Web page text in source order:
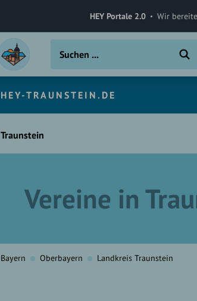
HEY Portale 2.0 Wir
HEY-TRAUNSTEIN.DE
Traunstein
Vereine in
Bayern Oberbayern Landkreis Traunstein